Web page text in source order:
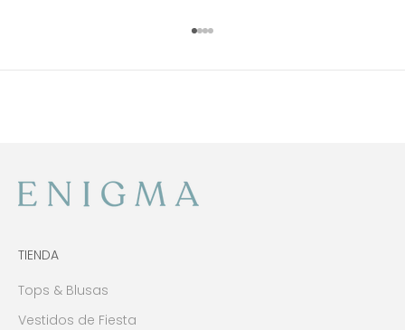
Ir al artículo 1
Ir al artículo 2
Ir al artículo 3
Ir al artículo 4
TIENDA
Tops & Blusas
Vestidos de Fiesta